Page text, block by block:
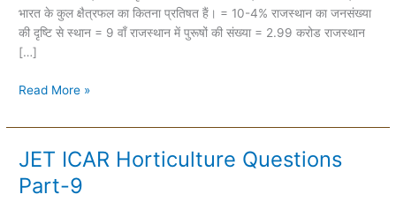
भारत के कुल क्षैत्रफल का कितना प्रतिषत हैं। = 10-4% राजस्थान का जनसंख्या
की दृष्टि से स्थान = 9 वाँ राजस्थान में पुरूषों की संख्या = 2.99 करोड राजस्थान
[…]
Read More »
JET ICAR Horticulture Questions
Part-9
JET
ICAR
Horticulture